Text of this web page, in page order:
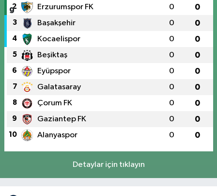
2 Erzurumspor FK 0 0
3 Başakşehir 0 0
4 Kocaelispor 0 0
5 Beşiktaş 0 0
6 Eyüpspor 0 0
7 Galatasaray 0 0
8 Çorum FK 0 0
9 Gaziantep FK 0 0
10 Alanyaspor 0 0
Detaylar için tıklayın